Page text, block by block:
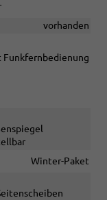
vorhanden
Winter-Paket